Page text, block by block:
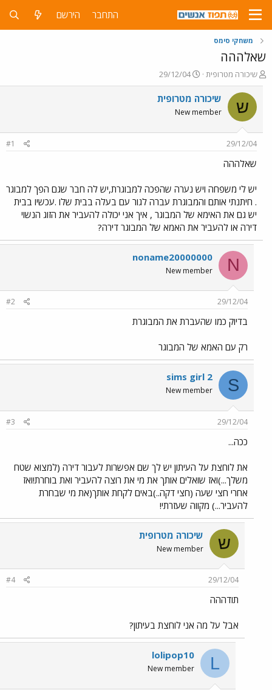
התחבר הירשם
משחקי סימס
שאלההה
פ
ו
ת
ח
ה
ש
א
שיכורה מטרופית
פ
ו
ר
ם
29/12/04
ש שיכורה מטרופית
New member
29/12/04
#1
שאלההה
יש לי משפחה ויש נערה שהפכה למבוגרת,יש לה חבר שגם הפך למבוגר
. חיתנתי אותם והמבוגרת עברה לגור עם בעלה בבית שלו .עכשיו בבית
יש גם את האימא של המבוגר , איך אני יכולה להעביר את הזוג הנשוי
דירה או להעביר את האמא של המבוגר דירה?
N
noname20000000
New member
29/12/04
#2
בדיוק כמו שהעברת את המבוגרת
רק עם האמא של המבוגר
S
sims girl 2
New member
29/12/04
#3
ככה...
את לוחצת על העיתון יש לך שם אפשרות לעבור דירה (למצוא שטח
משלך...)ואז שואלים אותך את מי את רוצה להעביר ואת בוחרת!ואז
אחרי חצי שעה (חצי דקה..)באים לקחת אותך(את מי שבחרת
להעביר...) מקווה שעזרתי!
ש שיכורה מטרופית
New member
29/12/04
#4
תודההה
אבל על מה אני לוחצת בעיתון?
L
lolipop10
New member